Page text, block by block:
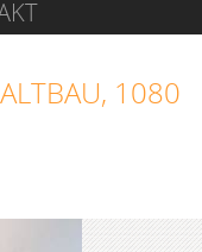
1080